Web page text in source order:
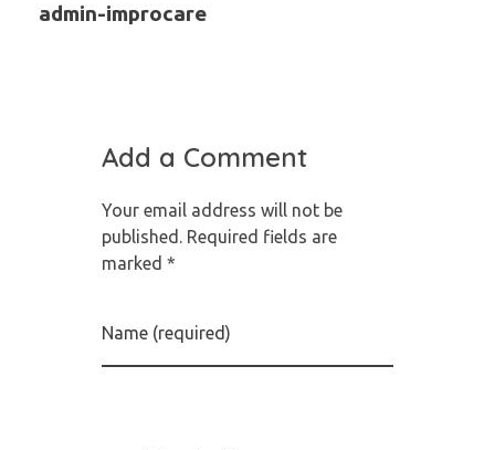
admin-improcare
Add a Comment
Your email address will not be
published. Required fields are
marked *
Name (required)